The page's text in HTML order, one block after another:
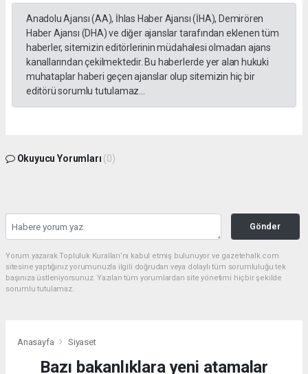
Anadolu Ajansı (AA), İhlas Haber Ajansı (İHA), Demirören
Haber Ajansı (DHA) ve diğer ajanslar tarafından eklenen tüm
haberler, sitemizin editörlerinin müdahalesi olmadan ajans
kanallarından çekilmektedir. Bu haberlerde yer alan hukuki
muhataplar haberi geçen ajanslar olup sitemizin hiç bir
editörü sorumlu tutulamaz...
Okuyucu Yorumları (0)
Gönder
Yorum yazarak Topluluk Kuralları’nı kabul etmiş bulunuyor ve gazetehalk.com
sitesine yaptığınız yorumunuzla ilgili doğrudan veya dolaylı tüm sorumluluğu tek
başınıza üstleniyorsunuz. Yazılan tüm yorumlardan site yönetimi hiçbir şekilde
sorumlu tutulamaz.
Anasayfa Siyaset
Bazı bakanlıklara yeni atamalar